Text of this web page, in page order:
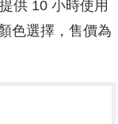
供 10 小時使用
色選擇，售價為